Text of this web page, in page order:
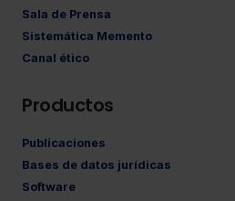
Sala de Prensa
Sistemática Memento
Canal ético
Productos
Publicaciones
Bases de datos jurídicas
Software